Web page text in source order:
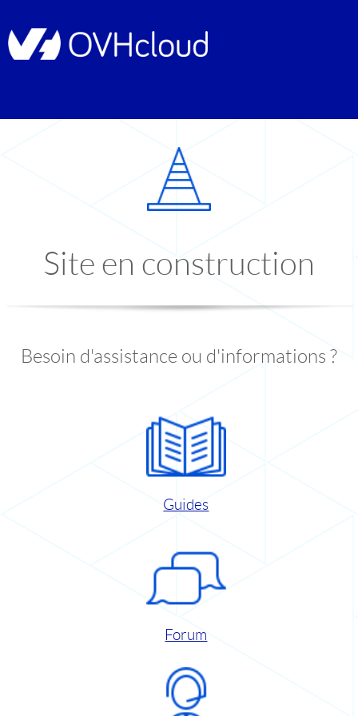
Site en construction
Besoin d'assistance ou d'informations ?
Guides
Forum